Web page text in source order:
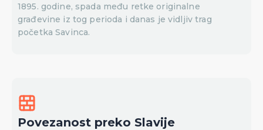
1895. godine, spada među retke originalne
građevine iz tog perioda i danas je vidljiv trag
početka Savinca.
Povezanost preko Slavije